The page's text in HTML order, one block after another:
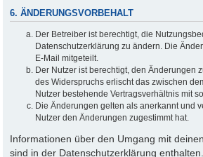
6. ÄNDERUNGSVORBEHALT
Der Betreiber ist berechtigt, die
Datenschutzerklärung zu ändern. Die
E-Mail mitgeteilt.
Der Nutzer ist berechtigt, den Änderungen
des Widerspruchs erlischt das zwischen
Nutzer bestehende Vertragsverhältnis mit
Die Änderungen gelten als anerkannt und
Nutzer den Änderungen zugestimmt hat.
Informationen über den Umgang mit
sind in der Datenschutzerklärung enthalten.